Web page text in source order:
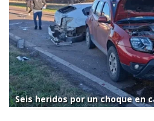
Seis heridos por un choque en